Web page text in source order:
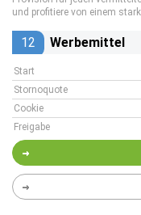
und profitiere von einem
12 Werbemittel
Start
Stornoquote
Cookie
Freigabe